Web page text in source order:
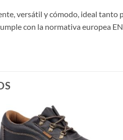
versátil y cómodo, ideal
con la normativa europea